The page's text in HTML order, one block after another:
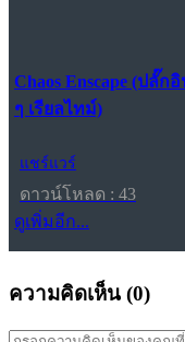
Chaos Enscape (ปลั๊
ๆ เรียลไทม์)
แชร์แวร์
ดาวน์โหลด : 43
ดูเพิ่มอีก...
ความคิดเห็น (0)